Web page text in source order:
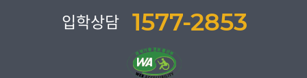
통계•데이터과학과입학상담 1577-2853